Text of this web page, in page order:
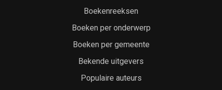
Boekenreeksen
Boeken per onderwerp
Boeken per gemeente
Bekende uitgevers
Populaire auteurs